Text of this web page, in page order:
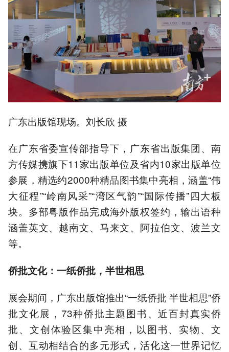
广东出版馆现场。刘长欣 摄
在广东省委宣传部指导下，广东省出版集团、南
方传媒携旗下11家出版单位及省内10家出版单位
参展，精选约2000种精品图书集中亮相，涵盖“伟
大征程”“岭南风采”“湾区气韵”“国际传播”四大板
块。多部粤版作品完成海外版权签约，输出语种
涵盖英文、越南文、马来文、阿拉伯文、波兰文
等。
侨批文化：一纸侨批，半世相思
展会期间，广东出版馆推出“一纸侨批 半世相思”侨
批文化展，73种侨批主题图书、近百封真实侨
批、文创体验区集中亮相，以图书、实物、文
创、互动相结合的多元形式，活化这一世界记忆